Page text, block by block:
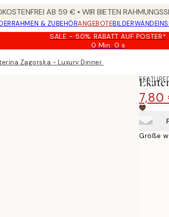
AB 59 € • WIR BIETEN
RAHMEN & ZUBEHÖRANGEBOTEBILDERWÄNDE
SALE - 50% RABATT AUF POSTER*
0 Min. 0 s
Gültig
Zagorska - Luxury Dinner Poster
7,80
Größe